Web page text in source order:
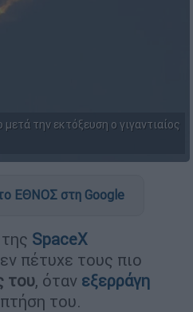
την εκτόξευση ο γιγαντιαίος
ΕΘΝΟΣ στη Google
SpaceX
πέτυχε τους πιο
του, όταν εξερράγη
του.